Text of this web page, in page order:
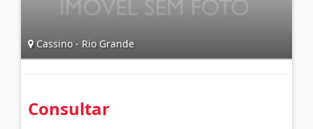
Cassino - Rio Grande
Consultar